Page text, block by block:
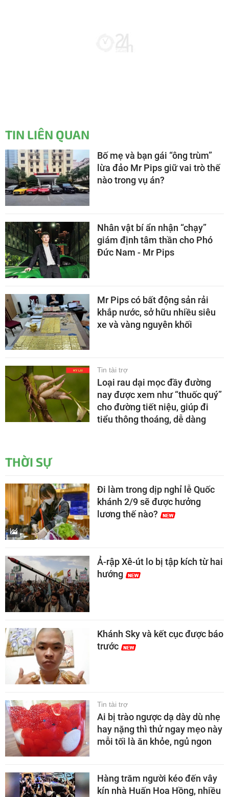
TIN LIÊN QUAN
Bố mẹ và bạn gái “ông trùm”
lừa đảo Mr Pips giữ vai trò thế
nào trong vụ án?
Nhân vật bí ẩn nhận “chạy”
giám định tâm thần cho Phó
Đức Nam - Mr Pips
Mr Pips có bất động sản rải
khắp nước, sở hữu nhiều siêu
xe và vàng nguyên khối
Tin tài trợ
Loại rau dại mọc đầy đường
nay được xem như “thuốc quý”
cho đường tiết niệu, giúp đi
tiểu thông thoáng, dễ dàng
THỜI SỰ
Đi làm trong dịp nghỉ lễ Quốc
khánh 2/9 sẽ được hưởng
lương thế nào?
Ả-rập Xê-út lo bị tập kích từ hai
hướng
Khánh Sky và kết cục được báo
trước
Tin tài trợ
Ai bị trào ngược dạ dày dù nhẹ
hay nặng thì thử ngay mẹo này
mỗi tối là ăn khỏe, ngủ ngon
Hàng trăm người kéo đến vây
kín nhà Huấn Hoa Hồng, nhiều